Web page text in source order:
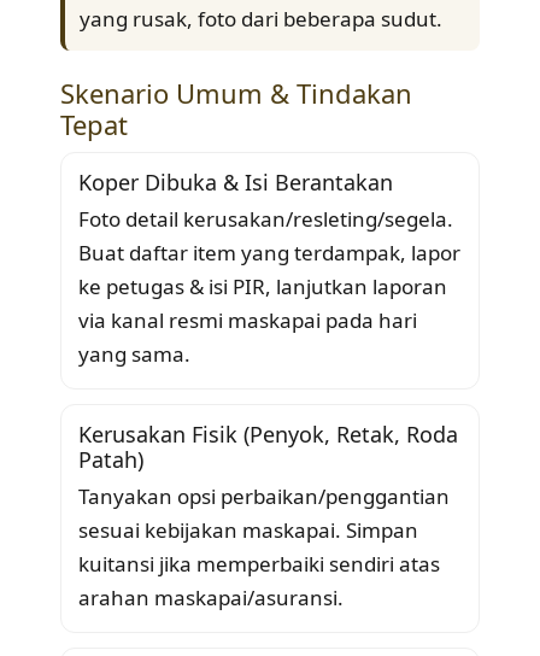
yang rusak, foto dari beberapa sudut.
Skenario Umum & Tindakan
Tepat
Koper Dibuka & Isi Berantakan
Foto detail kerusakan/resleting/segela.
Buat daftar item yang terdampak, lapor
ke petugas & isi PIR, lanjutkan laporan
via kanal resmi maskapai pada hari
yang sama.
Kerusakan Fisik (Penyok, Retak, Roda
Patah)
Tanyakan opsi perbaikan/penggantian
sesuai kebijakan maskapai. Simpan
kuitansi jika memperbaiki sendiri atas
arahan maskapai/asuransi.